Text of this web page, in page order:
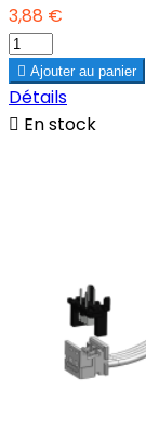
3,88 €
 Ajouter au panier
Détails
 En stock